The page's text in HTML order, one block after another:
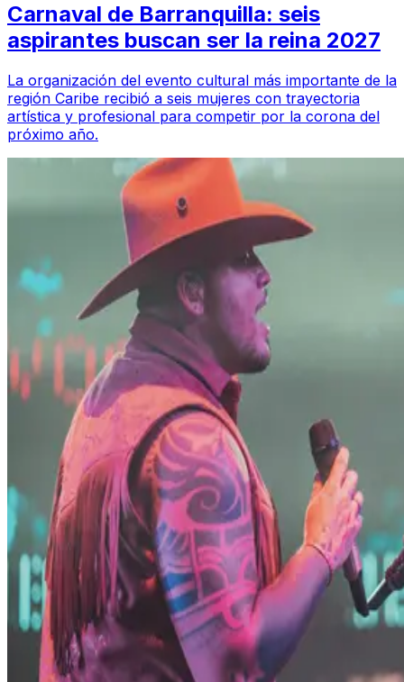
Carnaval de Barranquilla: seis
aspirantes buscan ser la reina 2027
La organización del evento cultural más importante de la
región Caribe recibió a seis mujeres con trayectoria
artística y profesional para competir por la corona del
próximo año.